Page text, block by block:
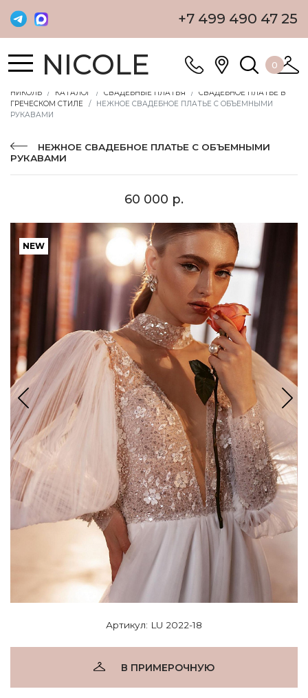
+7 499 490 47 25
NICOLE 0
НИКОЛЬ КАТАЛОГ СВАДЕБНЫЕ ПЛАТЬЯ
СВАДЕБНОЕ ПЛАТЬЕ В
ГРЕЧЕСКОМ СТИЛЕ
НЕЖНОЕ СВАДЕБНОЕ ПЛАТЬЕ С ОБЪЕМНЫМИ
РУКАВАМИ
НЕЖНОЕ СВАДЕБНОЕ ПЛАТЬЕ С ОБЪЕМНЫМИ
РУКАВАМИ
60 000 р.
NEW
Артикул: LU 2022-18
В ПРИМЕРОЧНУЮ